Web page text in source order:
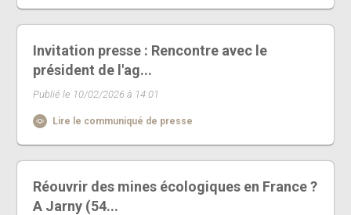
Invitation presse : Rencontre avec le
président de l'ag...
Publié le 10/02/2026 à 14:01
Lire le communiqué de presse
Réouvrir des mines écologiques en France ?
A Jarny (54...